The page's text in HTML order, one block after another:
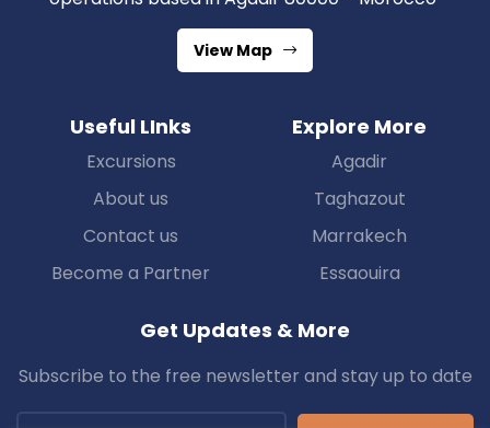
View Map
Useful LInks
Excursions
About us
Contact us
Become a Partner
Explore More
Agadir
Taghazout
Marrakech
Essaouira
Get Updates & More
Subscribe to the free newsletter and stay up to date